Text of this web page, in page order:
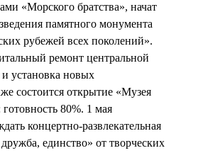
«Морского братства», начат
памятного монумента
рубежей всех поколений».
ремонт центральной
установка новых
состоится открытие «Музея
80%. 1 мая
концертно-развлекательная
единство» от творческих